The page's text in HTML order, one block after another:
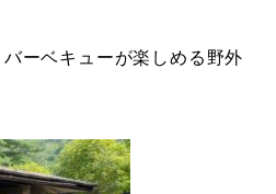
ーベキューが楽しめる野外